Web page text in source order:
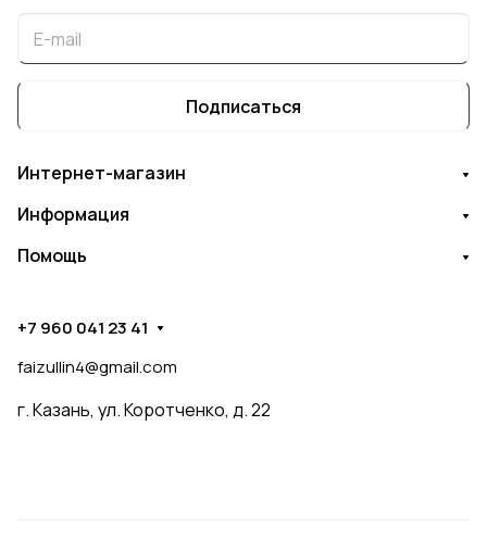
Подписаться
Интернет-магазин
Информация
Помощь
+7 960 041 23 41
faizullin4@gmail.com
г. Казань, ул. Коротченко, д. 22